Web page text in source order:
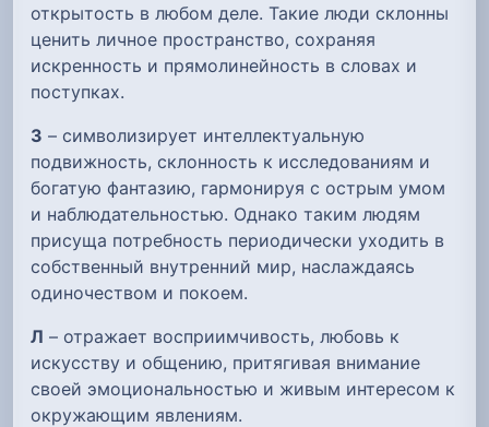
открытость в любом деле. Такие люди склонны
ценить личное пространство, сохраняя
искренность и прямолинейность в словах и
поступках.
З – символизирует интеллектуальную
подвижность, склонность к исследованиям и
богатую фантазию, гармонируя с острым умом
и наблюдательностью. Однако таким людям
присуща потребность периодически уходить в
собственный внутренний мир, наслаждаясь
одиночеством и покоем.
Л – отражает восприимчивость, любовь к
искусству и общению, притягивая внимание
своей эмоциональностью и живым интересом к
окружающим явлениям.